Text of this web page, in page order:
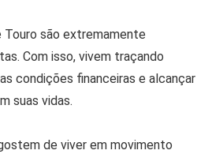
Touro são extremamente
Com isso, vivem traçando
condições financeiras e alcançar
suas vidas.
de viver em movimento